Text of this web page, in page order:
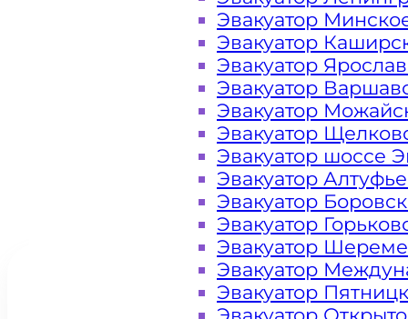
Матвеевское
Москва
Эвакуатор
Эвакуатор
Эвакуатор
Эвакуатор
Эвакуатор
Эвакуатор
Эвакуатор шоссе
Эвакуатор
Эвакуатор
Эвакуатор
Эвакуатор
Эвакуатор
Эвакуатор